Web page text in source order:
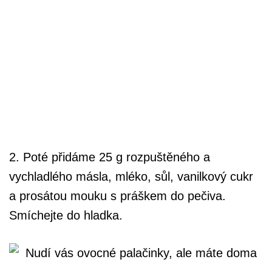
2. Poté přidáme 25 g rozpuštěného a
vychladlého másla, mléko, sůl, vanilkový cukr
a prosátou mouku s práškem do pečiva.
Smíchejte do hladka.